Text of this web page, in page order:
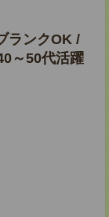
ランクOK /
～50代活躍